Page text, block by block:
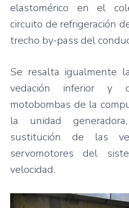
elastomérico en el
circuito de refrigeración
trecho by-pass del
Se resalta igualmente
vedación inferior y
motobombas de la
la unidad
sustitución de las
servomotores del
velocidad.